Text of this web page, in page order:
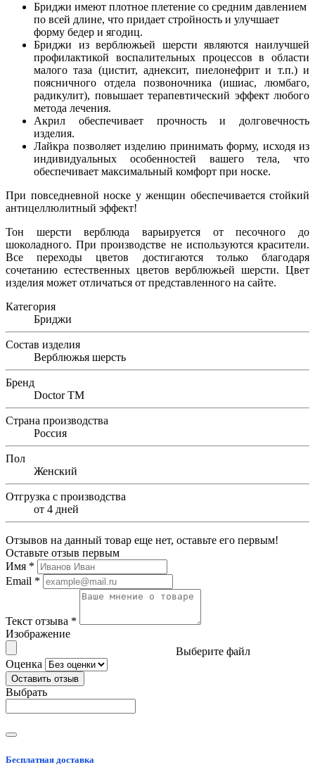
Бриджи имеют плотное плетение со средним давлением
по всей длине, что придает стройность и улучшает
форму бедер и ягодиц.
Бриджи из верблюжьей шерсти являются наилучшей
профилактикой воспалительных процессов в области
малого таза (цистит, аднексит, пиелонефрит и т.п.) и
поясничного отдела позвоночника (ишиас, люмбаго,
радикулит), повышает терапевтический эффект любого
метода лечения.
Акрил обеспечивает прочность и долговечность
изделия.
Лайкра позволяет изделию принимать форму, исходя из
индивидуальных особенностей вашего тела, что
обеспечивает максимальный комфорт при носке.
При повседневной носке у женщин обеспечивается стойкий
антицеллюлитный эффект!
Тон шерсти верблюда варьируется от песочного до
шоколадного. При производстве не используются красители.
Все переходы цветов достигаются только благодаря
сочетанию естественных цветов верблюжьей шерсти. Цвет
изделия может отличаться от представленного на сайте.
Категория
Бриджи
Состав изделия
Верблюжья шерсть
Бренд
Doctor TM
Страна производства
Россия
Пол
Женский
Отгрузка с производства
от 4 дней
Отзывов на данный товар еще нет, оставьте его первым!
Оставьте отзыв первым
Имя *
Email *
Текст отзыва *
Изображение
Выберите файл
Оценка
Оставить отзыв
Выбрать
Бесплатная доставка